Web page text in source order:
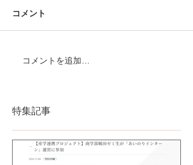
コメント
コメントを追加…
特集記事